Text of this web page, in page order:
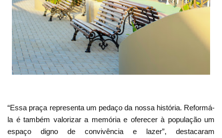
“Essa praça representa um pedaço da nossa história. Reformá-
la é também valorizar a memória e oferecer à população um
espaço digno de convivência e lazer”, destacaram